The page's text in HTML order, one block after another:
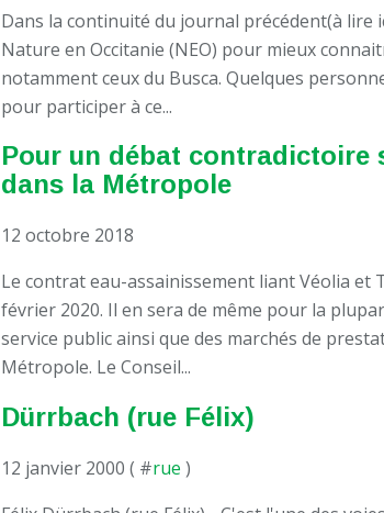
Dans la continuité du journal précédent(à lire
Nature en Occitanie (NEO) pour mieux
notamment ceux du Busca. Quelques
pour participer à ce...
Pour un débat contradictoire
dans la Métropole
12 octobre 2018
Le contrat eau-assainissement liant Véolia et
février 2020. Il en sera de même pour la
service public ainsi que des marchés de
Métropole. Le Conseil...
Dürrbach (rue Félix)
12 janvier 2000 ( #rue )